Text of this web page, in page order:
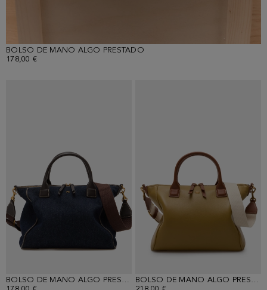
BOLSO DE MANO ALGO PRESTADO
178,00 €
BOLSO DE MANO ALGO PRESTADO
BOLSO DE MANO ALGO PRESTADO